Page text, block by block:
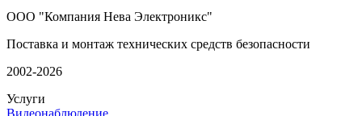
ООО "Компания Нева Электроникс"
Поставка и монтаж технических средств безопасности
2002-2026
Услуги
Видеонаблюдение